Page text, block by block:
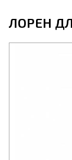
ЛОРЕН